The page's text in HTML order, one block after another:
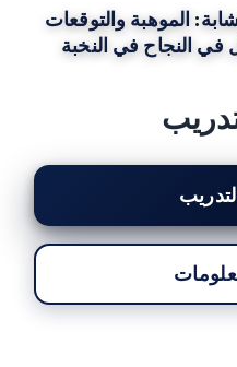
الموهبة والتوقعات
في النجاح في النخبة